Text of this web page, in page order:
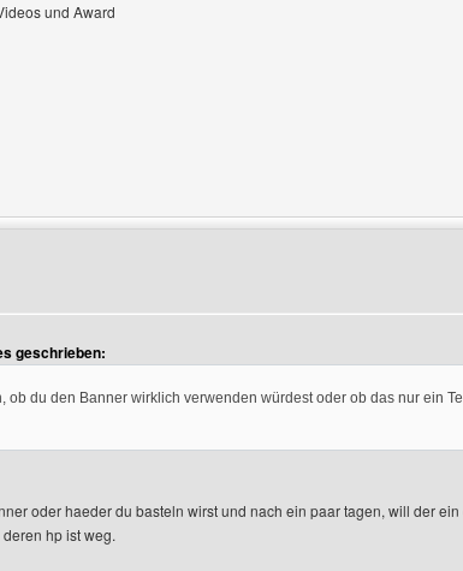
und Award
mrquirinho
geschrieben:
ob du den Banner wirklich verwenden würdest oder ob das nur ein
oder haeder du basteln wirst und nach ein paar tagen, will der
hp ist weg.